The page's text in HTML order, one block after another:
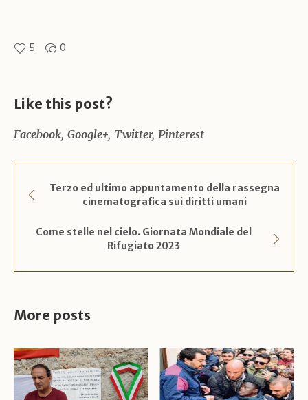
5 0
Like this post?
Facebook Google+ Twitter Pinterest
Terzo ed ultimo appuntamento della rassegna
cinematografica sui diritti umani
Come stelle nel cielo. Giornata Mondiale del
Rifugiato 2023
More posts